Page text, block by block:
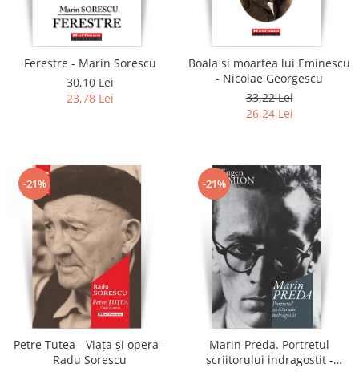
Literatura
Contemporana
Calatorii
Memorii
Publicistica / Reportaje / Interviuri
Stiinte umaniste
Istorie
Sociologie si filozofie
Ferestre - Marin Sorescu
30,10 Lei
23,78 Lei
Boala si moartea lui Eminescu
- Nicolae Georgescu
33,22 Lei
26,24 Lei
-21%
Petre Tutea - Viaţa şi opera -
Radu Sorescu
-21%
Marin Preda. Portretul
scriitorului indragostit -